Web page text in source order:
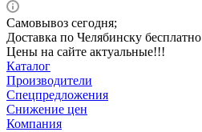
Самовывоз сегодня;
Доставка по Челябинску бесплатно
Цены на сайте актуальные!!!
Каталог
Производители
Спецпредложения
Снижение цен
Компания